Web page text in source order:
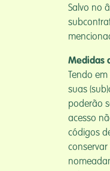
Salvo no
Medidas
Tendo
suas
poderão
acesso
códigos